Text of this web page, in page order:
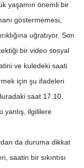
yaşamın önemli bir
göstermemesi,
uğratıyor. Son
bir video sosyal
ve kuledeki saati
için şu ifadeleri
saat 17.10.
yanlış, ilgililere
da duruma dikkat
saatin bir sıkıntısı